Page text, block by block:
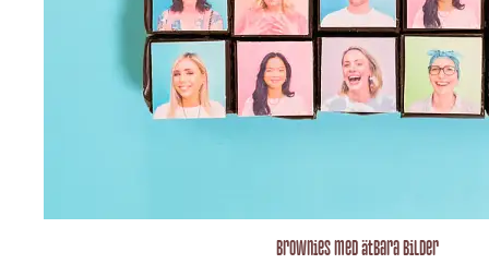
Brownies med ätbara bilder